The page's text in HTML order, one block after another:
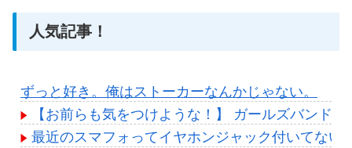
人気記事！
ずっと好き。俺はストーカーなんかじゃない。
【お前らも気をつけような！】 ガールズバンド
最近のスマフォってイヤホンジャック付いてない